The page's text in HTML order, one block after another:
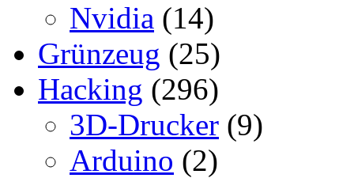
Nvidia (14)
Grünzeug (25)
Hacking (296)
3D-Drucker (9)
Arduino (2)